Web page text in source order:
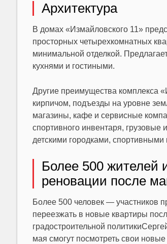
Архитектура
В домах «Измайловского 11»
просторных четырехкомнатных
минимальной отделкой.
кухнями и гостиными.
Другие преимущества комплекса
кирпичом, подъезды на уровне
магазины, кафе и сервисные
спортивного инвентаря,
детскими городками,
Более 500 жителей
реновации после
Более 500 человек — участников
переезжать в новые квартиры
градостроительной политики
мая смогут посмотреть свои